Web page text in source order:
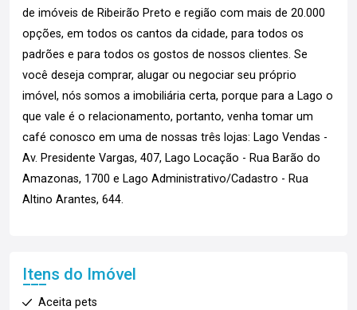
de imóveis de Ribeirão Preto e região com mais de 20.000
opções, em todos os cantos da cidade, para todos os
padrões e para todos os gostos de nossos clientes. Se
você deseja comprar, alugar ou negociar seu próprio
imóvel, nós somos a imobiliária certa, porque para a Lago o
que vale é o relacionamento, portanto, venha tomar um
café conosco em uma de nossas três lojas: Lago Vendas -
Av. Presidente Vargas, 407, Lago Locação - Rua Barão do
Amazonas, 1700 e Lago Administrativo/Cadastro - Rua
Altino Arantes, 644.
Itens do Imóvel
Aceita pets